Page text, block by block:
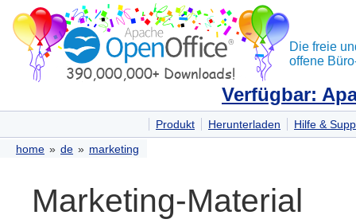
Die freie
offene
Verfügbar:
Produkt Herunterladen
Hilfe &
home » de » marketing
Marketing-Material